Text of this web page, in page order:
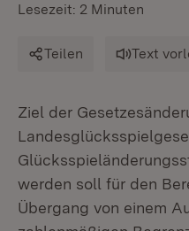
Lesezeit: 2 Minuten
Teilen Text
Ziel der
werden soll für den
Übergang von einem